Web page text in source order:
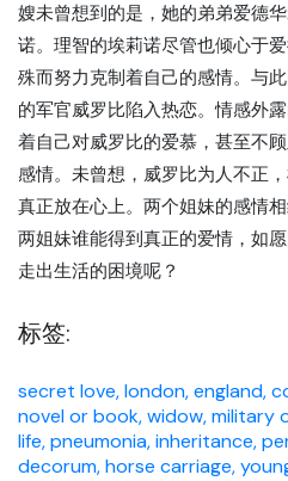
嫂未曾想到的是，她的弟弟爱德
诺。理智的埃莉诺尽管也倾心于
殊而努力克制着自己的感情。与
的军官威罗比陷入热恋。情感外
着自己对威罗比的爱慕，甚至不
感情。未曾想，威罗比为人不正
真正放在心上。两个姐妹的感情
两姐妹谁能得到真正的爱情，如
走出生活的困境呢？
标签:
secret love,london, england,
novel or book,widow,military
life,pneumonia,inheritance,
decorum,horse carriage,